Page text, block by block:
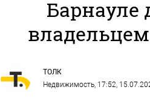
Барнауле
ТОЛК
Недвижимость, 17:52,